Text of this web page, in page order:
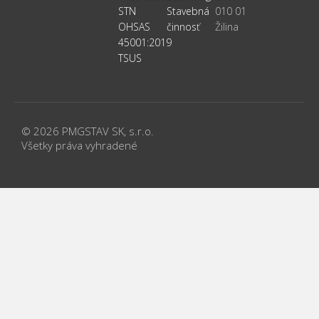
STN
OHSAS
45001:2019
TSUS
Stavebná
činnosť
010 01
Žilina
© 2026 PMGSTAV SK, s.r.o.
Všetky práva vyhradené